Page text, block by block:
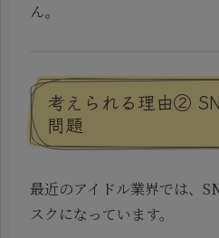
ん。
考えられる理由②
問題
最近のアイドル業界では、
スクになっています。